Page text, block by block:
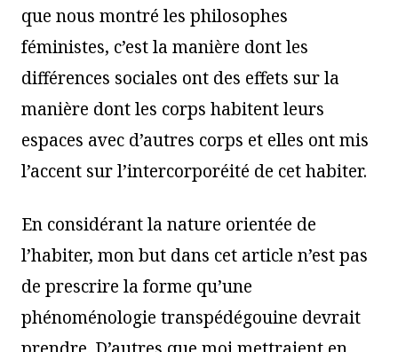
que nous montré les philosophes
féministes, c’est la manière dont les
différences sociales ont des effets sur la
manière dont les corps habitent leurs
espaces avec d’autres corps et elles ont mis
l’accent sur l’intercorporéité de cet habiter.
En considérant la nature orientée de
l’habiter, mon but dans cet article n’est pas
de prescrire la forme qu’une
phénoménologie transpédégouine devrait